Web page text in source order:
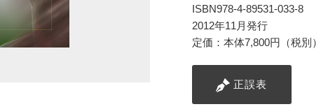
ISBN978-4-89531-033-8
2012年11月発行
定価：本体7,800円（税別）
正誤表